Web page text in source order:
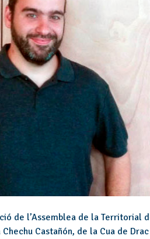
de l’Assemblea de la Territorial
Castañón, de la Cua de